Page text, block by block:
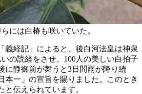
には白椿も咲いていた。
義経記」によると、後白河法皇は神泉
の読経をさせ、100人の美しい白拍子
に静御前が舞うと3日間雨が降り続
本一」の宣旨を賜りました。このとき
と伝えられています。